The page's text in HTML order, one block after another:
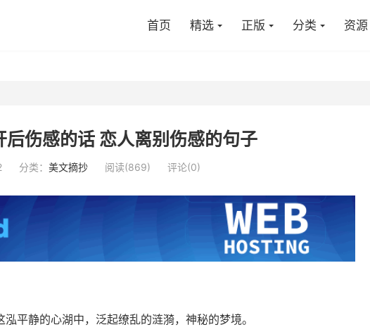
首页 精选 正版 分类 资源
后伤感的话 恋人离别伤感的句子
分类： 美文摘抄 阅读(869) 评论(0)
平静的心湖中，泛起缭乱的涟漪，神秘的梦境。